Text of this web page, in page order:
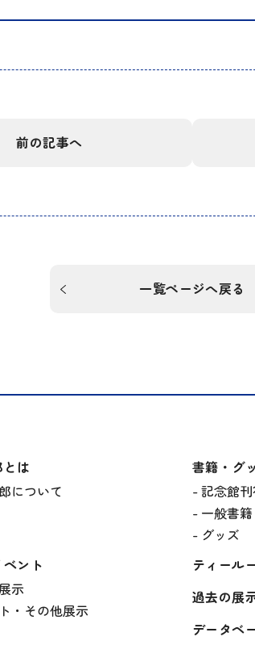
前の記事へ
一覧ページへ戻る
は
について
ント
示
・その他展示
書籍・グ
記念館
一般書籍
グッズ
ティール
過去の展
データベ